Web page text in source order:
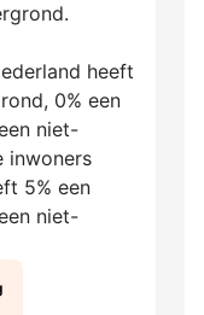
heeft
0% een
niet-
inwoners
5% een
niet-